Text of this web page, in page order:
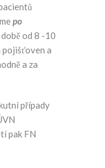
po
od 8 -10
pojišťoven a
a za
případy
pak FN